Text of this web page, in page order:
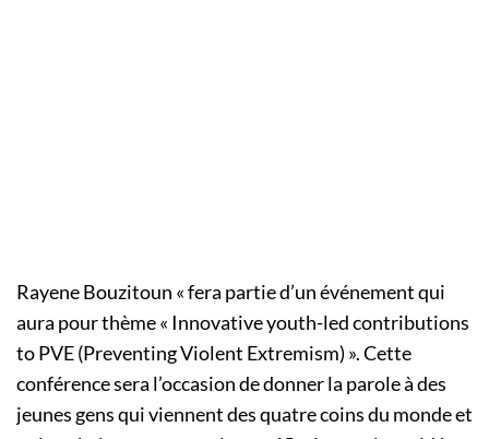
Rayene Bouzitoun « fera partie d’un événement qui
aura pour thème « Innovative youth-led contributions
to PVE (Preventing Violent Extremism) ». Cette
conférence sera l’occasion de donner la parole à des
jeunes gens qui viennent des quatre coins du monde et